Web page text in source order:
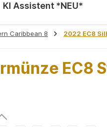
KI Assistent *NEU*
Caribbean 8 2022 EC8
EC8